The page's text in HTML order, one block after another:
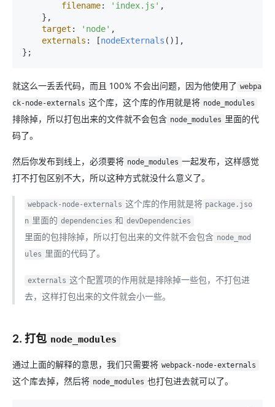
filename: 'index.js' ,
target : 'node' ,
externals : [nodeExternals ()],
就这么一丢丢代码，而且 100% 不会出问题，因为他使用了 webpa
ck-node-externals 这个库，这个库的作用就是将 node_modules
排除掉，所以打包出来的文件就不会包含 node_modules 里面的代
码了。
然后你发布到线上，必须要将 node_modules 一起发布，这样感觉
打不打包区别不大，所以这种方式就没什么意义了。
webpack-node-externals 这个库的作用就是将 package.jso
n 里面的 dependencies 和 devDependencies
里面的包排除掉，所以打包出来的文件就不会包含 node_mod
ules 里面的代码了。
externals 这个配置项的作用就是排除掉一些包，不打包进
去，这样打包出来的文件就会小一些。
2. 打包 node_modules
通过上面的解释的意思，我们只需要将 webpack-node-externals
这个库去掉，然后将 node_modules 也打包进去就可以了。